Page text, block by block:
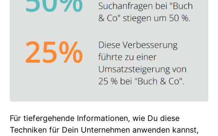
Für tiefergehende Informationen, wie Du diese
Techniken für Dein Unternehmen anwenden kannst,